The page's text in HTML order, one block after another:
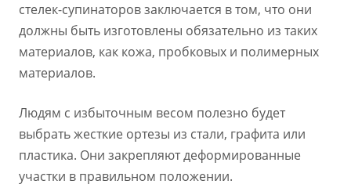
стелек-супинаторов заключается в том, что они
должны быть изготовлены обязательно из таких
материалов, как кожа, пробковых и полимерных
материалов.
Людям с избыточным весом полезно будет
выбрать жесткие ортезы из стали, графита или
пластика. Они закрепляют деформированные
участки в правильном положении.